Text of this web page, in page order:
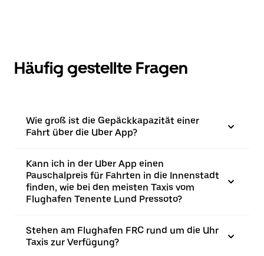
Häufig gestellte Fragen
Wie groß ist die Gepäckkapazität einer
Fahrt über die Uber App?
Kann ich in der Uber App einen
Pauschalpreis für Fahrten in die Innenstadt
finden, wie bei den meisten Taxis vom
Flughafen Tenente Lund Pressoto?
Stehen am Flughafen FRC rund um die Uhr
Taxis zur Verfügung?